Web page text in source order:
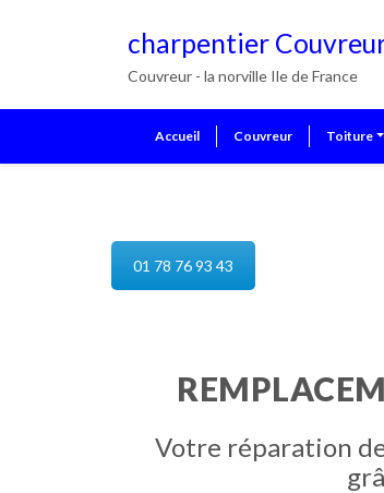
charpentier
Couvreur - la norville Ile de France
Accueil Couvreur Toiture
01 78 76 93 43
Votre réparation